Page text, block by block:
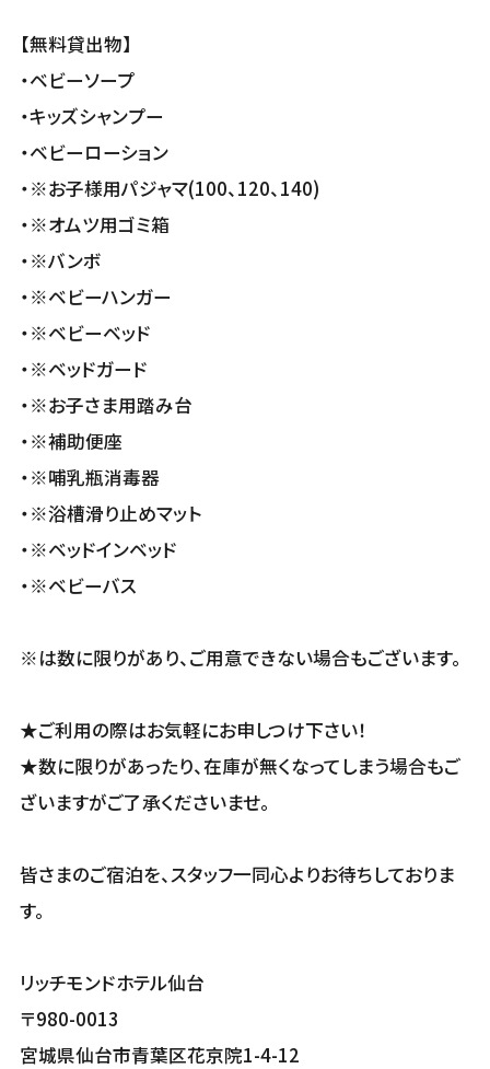
【無料貸出物】
・ベビーソープ
・キッズシャンプー
・ベビーローション
・※お子様用パジャマ(100、120、140)
・※オムツ用ゴミ箱
・※バンボ
・※ベビーハンガー
・※ベビーベッド
・※ベッドガード
・※お子さま用踏み台
・※補助便座
・※哺乳瓶消毒器
・※浴槽滑り止めマット
・※ベッドインベッド
・※ベビーバス
※は数に限りがあり、ご用意できない場合もございます。
★ご利用の際はお気軽にお申しつけ下さい！
★数に限りがあったり、在庫が無くなってしまう場合もご
ざいますがご了承くださいませ。
皆さまのご宿泊を、スタッフ一同心よりお待ちしておりま
す。
リッチモンドホテル仙台
〒980-0013
宮城県仙台市青葉区花京院1-4-12